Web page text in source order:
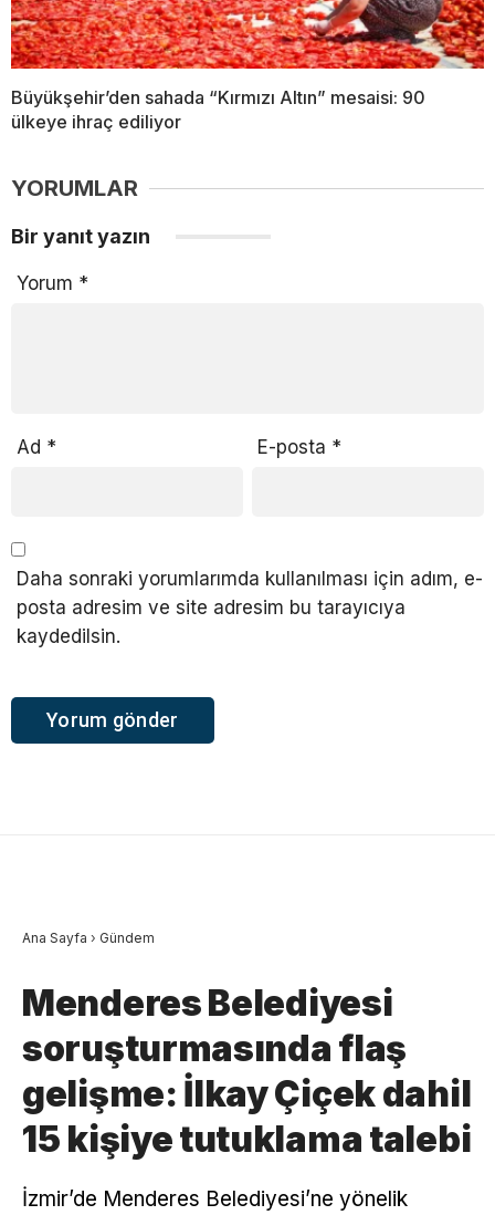
Büyükşehir’den sahada “Kırmızı Altın” mesaisi: 90
ülkeye ihraç ediliyor
YORUMLAR
Bir yanıt yazın
Yorum *
Ad * E-posta *
Daha sonraki yorumlarımda kullanılması için adım, e-
posta adresim ve site adresim bu tarayıcıya
kaydedilsin.
Ana Sayfa › Gündem
Menderes Belediyesi
soruşturmasında flaş
gelişme: İlkay Çiçek dahil
15 kişiye tutuklama talebi
İzmir’de Menderes Belediyesi’ne yönelik